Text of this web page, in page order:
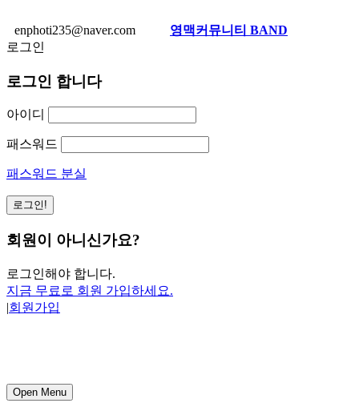
enphoti235@naver.com
영맥커뮤니티 BAND
로그인
로그인 합니다
아이디
패스워드
패스워드 분실
회원이 아니신가요?
로그인해야 합니다.
지금 무료로 회원 가입하세요.
|회원가입
Open Menu